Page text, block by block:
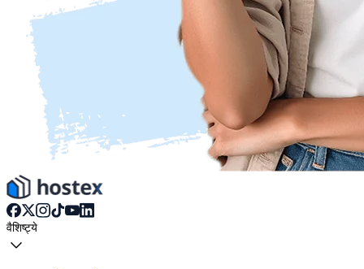
वैशिष्ट्ये